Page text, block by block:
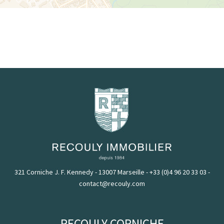
321 Corniche J. F. Kennedy - 13007 Marseille -+33 (0)4 96 20 33 03 -
contact@recouly.com